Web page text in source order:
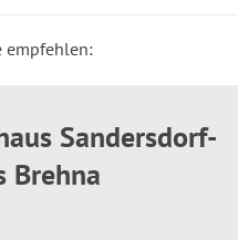
empfehlen:
Sandersdorf-
Brehna